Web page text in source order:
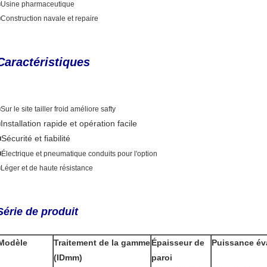
pharmaceutique
navale et repaire
Sur le site tailler froid améliore safty
Installation rapide et opération facile
et fiabilité
Électrique et pneumatique conduits pour l'option
et de haute résistance
de produit
Traitement de la gamme
(IDmm)
Épaisseur de
paroi
Puissance